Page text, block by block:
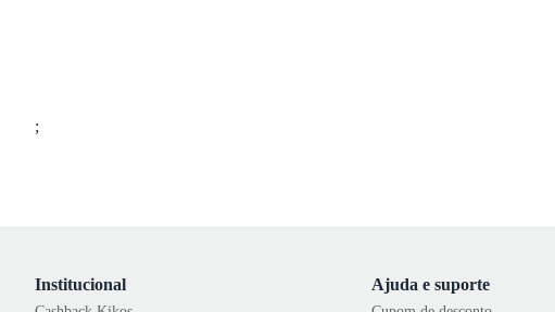
;
Institucional Ajuda e suporte